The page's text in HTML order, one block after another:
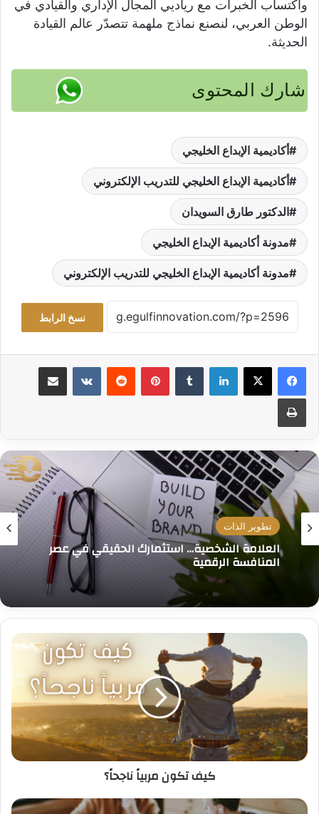
واكتساب الخبرات مع رياديي المجال الإداري والقيادي في
الوطن العربي، لنصنع نماذج ملهمة تتصدّر عالم القيادة
الحديثة.
شارك المحتوى
أكاديمية الإبداع الخليجي
أكاديمية الإبداع الخليجي للتدريب الإلكتروني
الدكتور طارق السويدان
مدونة أكاديمية الإبداع الخليجي
مدونة أكاديمية الإبداع الخليجي للتدريب الإلكتروني
نسخ الرابط
لينكدإن بينتيريست مشاركة عبر البريد
طباعة
تطوير الذات
العلامة الشخصية… استثمارك الحقيقي في عصر
المنافسة الرقمية
كيف تكون مربياً ناجحاً؟